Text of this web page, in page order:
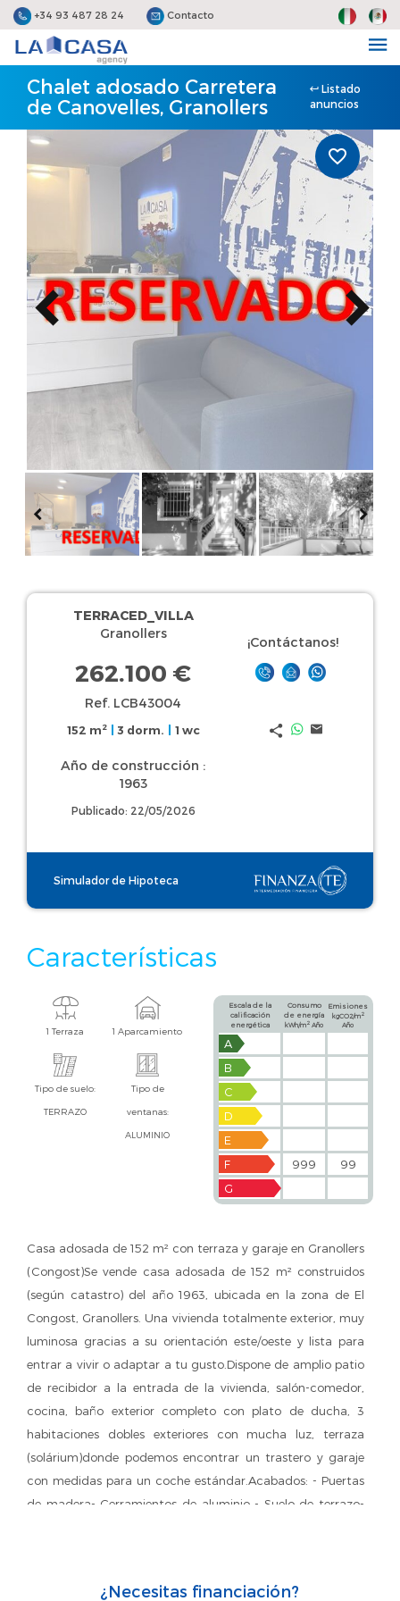
+34 93 487 28 24 Contacto
Chalet adosado Carretera
de Canovelles, Granollers
Listado
anuncios
TERRACED_VILLA
Granollers
262.100 €
Ref. LCB43004
152 m2 3 dorm. 1 wc
Año de construcción :
1963
Publicado: 22/05/2026
¡Contáctanos!
Simulador de Hipoteca
Características
1 Terraza 1 Aparcamiento
Tipo de suelo:
TERRAZO
Tipo de
ventanas:
ALUMINIO
Escala de la
calificación
energética
Consumo
de energía
kWh/m2 Año
Emisiones
kgCO2/m 2
Año
A
B
C
D
E
F
999
99
G
Casa adosada de 152 m² con terraza y garaje en Granollers
(Congost)Se vende casa adosada de 152 m² construidos
(según catastro) del año 1963, ubicada en la zona de El
Congost, Granollers. Una vivienda totalmente exterior, muy
luminosa gracias a su orientación este/oeste y lista para
entrar a vivir o adaptar a tu gusto.Dispone de amplio patio
de recibidor a la entrada de la vivienda, salón-comedor,
cocina, baño exterior completo con plato de ducha, 3
habitaciones dobles exteriores con mucha luz, terraza
(solárium)donde podemos encontrar un trastero y garaje
con medidas para un coche estándar.Acabados: - Puertas
de madera- Cerramientos de aluminio - Suelo de terrazo-
que estás buscando, nosotros te ayudamos.¿Necesitas
¿Necesitas financiación?